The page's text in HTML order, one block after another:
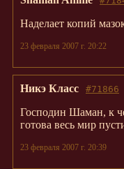
Наделает копий
23 февраля 2007 г. 20:22
#71866
Никэ Класс
Господин Шаман, к
готова весь мир
23 февраля 2007 г. 20:39